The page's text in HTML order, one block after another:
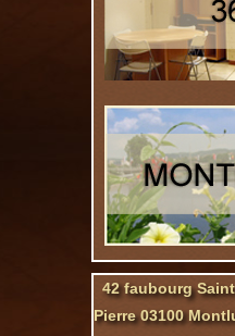
42 faubourg
Pierre 03100